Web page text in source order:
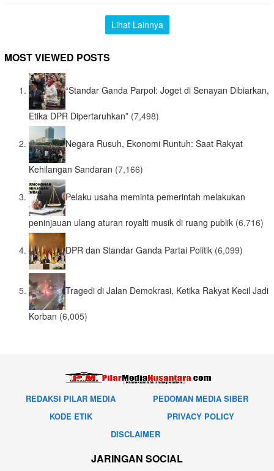
Lihat Lainnya
MOST VIEWED POSTS
“Standar Ganda Parpol: Joget di Senayan Dibiarkan,
Etika DPR Dipertaruhkan” (7,498)
Negara Rusuh, Ekonomi Runtuh: Saat Rakyat
Kehilangan Sandaran (7,166)
Pelaku usaha meminta pemerintah melakukan
peninjauan ulang aturan royalti musik di ruang publik (6,716)
DPR dan Standar Ganda Partai Politik (6,099)
Tragedi di Jalan Demokrasi, Ketika Rakyat Kecil Jadi
Korban (6,005)
REDAKSI PILAR MEDIA
PEDOMAN MEDIA SIBER
KODE ETIK
PRIVACY POLICY
DISCLAIMER
JARINGAN SOCIAL